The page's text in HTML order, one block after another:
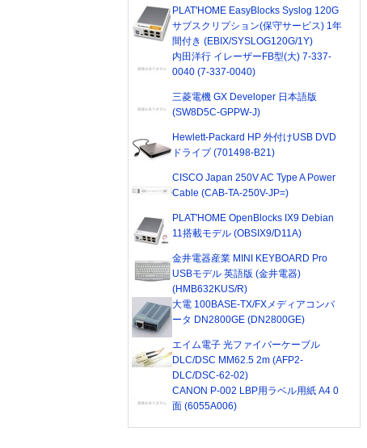
PLAT'HOME EasyBlocks Syslog 120G
サブスクリプション(保守サービス) 1年
間付き (EBIX/SYSLOG120G/1Y)
内田洋行 イレーザーFB型(大) 7-337-
0040 (7-337-0040)
三菱電機 GX Developer 日本語版
(SW8D5C-GPPW-J)
Hewlett-Packard HP 外付けUSB DVD
ドライブ (701498-B21)
CISCO Japan 250V AC Type A Power
Cable (CAB-TA-250V-JP=)
PLAT'HOME OpenBlocks IX9 Debian
11搭載モデル (OBSIX9/D11A)
金井電器産業 MINI KEYBOARD Pro
USBモデル 英語版 (金井電器)
(HMB632KUS/R)
大電 100BASE-TX/FXメディアコンバ
ータ DN2800GE (DN2800GE)
エイム電子 光ファイバーケーブル
DLC/DSC MM62.5 2m (AFP2-
DLC/DSC-62-02)
CANON P-002 LBP用ラベル用紙 A4 0
面 (6055A006)